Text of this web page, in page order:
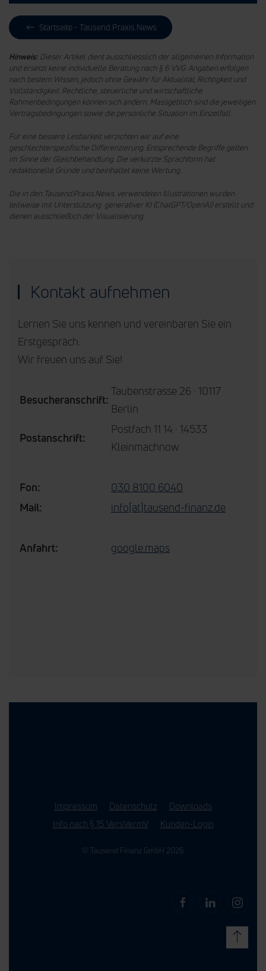
Startseite - Tausend.Praxis.News
Hinweis: Dieser Artikel dient ausschliesslich der allgemeinen Information
und ersetzt keine individuelle Beratung nach § 6 VVG. Angaben erfolgen
nach bestem Wissen, jedoch ohne Gewähr für Aktualität, Richtigkeit und
Vollständigkeit. Rechtliche, steuerliche und wirtschaftliche
Rahmenbedingungen können sich ändern. Massgeblich sind die jeweiligen
Vertragsbedingungen sowie die persönliche Situation im Einzelfall.
Für eine bessere Lesbarkeit verzichten wir auf eine
geschlechterspezifische Differenzierung. Entsprechende Begriffe gelten
im Sinne der Gleichbehandlung. Die verkürzte Sprachform hat
redaktionelle Gründe und beinhaltet keine Wertung.
Die in den Tausend.Praxis.News. verwendeten Illustrationen wurden
teilweise mit Unterstützung generativer KI (ChatGPT/OpenAI) erstellt und
dienen ausschließlich der Visualisierung.
Kontakt aufnehmen
Lernen Sie uns kennen und vereinbaren Sie ein
Erstgespräch.
Wir freuen uns auf Sie!
Besucheranschrift:
Taubenstrasse 26 · 10117
Berlin
Postanschrift:
Postfach 11 14 · 14533
Kleinmachnow
Fon:
030 8100 6040
Mail:
info[at]tausend-finanz.de
Anfahrt: google.maps
Impressum Datenschutz
Downloads
Info nach § 15 VersVermV
Kunden-Login
© Tausend Finanz GmbH 2026